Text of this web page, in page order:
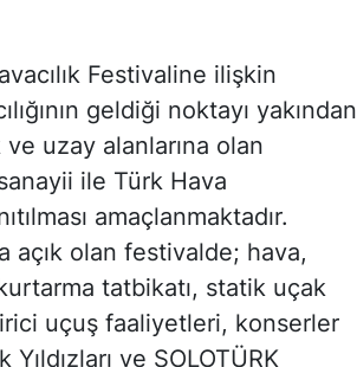
Festivaline ilişkin
geldiği noktayı yakından
ve uzay alanlarına olan
ile Türk Hava
amaçlanmaktadır.
açık olan festivalde; hava,
tatbikatı, statik uçak
uçuş faaliyetleri, konserler
ve SOLOTÜRK